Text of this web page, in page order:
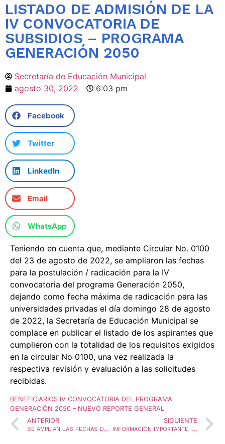
LISTADO DE ADMISIÓN DE LA
IV CONVOCATORIA DE
SUBSIDIOS – PROGRAMA
GENERACIÓN 2050
Secretaría de Educación Municipal
agosto 30, 2022
6:03 pm
Facebook
Twitter
LinkedIn
Email
WhatsApp
Teniendo en cuenta que, mediante Circular No. 0100
del 23 de agosto de 2022, se ampliaron las fechas
para la postulación / radicación para la IV
convocatoria del programa Generación 2050,
dejando como fecha máxima de radicación para las
universidades privadas el día domingo 28 de agosto
de 2022, la Secretaría de Educación Municipal se
complace en publicar el listado de los aspirantes que
cumplieron con la totalidad de los requisitos exigidos
en la circular No 0100, una vez realizada la
respectiva revisión y evaluación a las solicitudes
recibidas.
BENEFICIARIOS IV CONVOCATORIA DEL PROGRAMA
GENERACIÓN 2050 – NUEVO REPORTE GENERAL
ANTERIOR
SE AMPLIAN LAS FECHAS DE POSTULACIÓN / RADICACIÓN, PARA LA IV CONVOCATORIA DEL PROGRAMA GENERACIÓN 2050
SIGUIENTE
INFORMACIÓN IMPORTANTE: RADICACIÓN VIRTUAL POR PLATAFORMA SAC V. 2.0